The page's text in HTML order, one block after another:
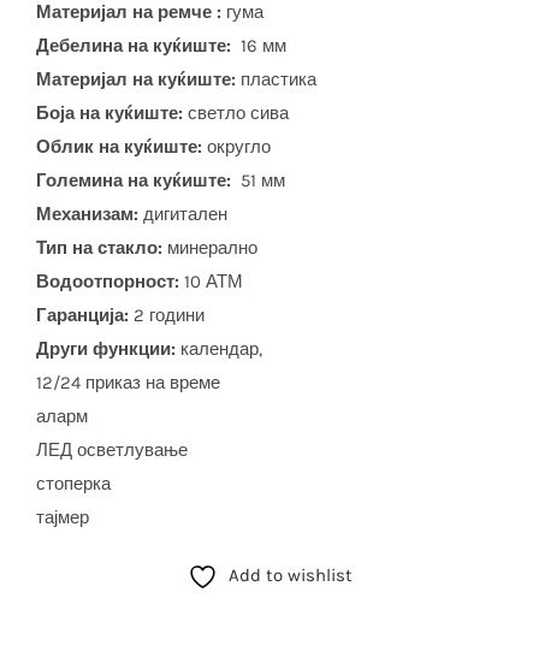
Материјал на ремче : гума
Дебелина на куќиште: 16 мм
Материјал на куќиште: пластика
Боја на куќиште: светло сива
Облик на куќиште: округло
Големина на куќиште: 51 мм
Механизам: дигитален
Тип на стакло: минерално
Водоотпорност: 10 АТМ
Гаранција: 2 години
Други функции: календар,
12/24 приказ на време
аларм
ЛЕД осветлување
стоперка
тајмер
Add to wishlist